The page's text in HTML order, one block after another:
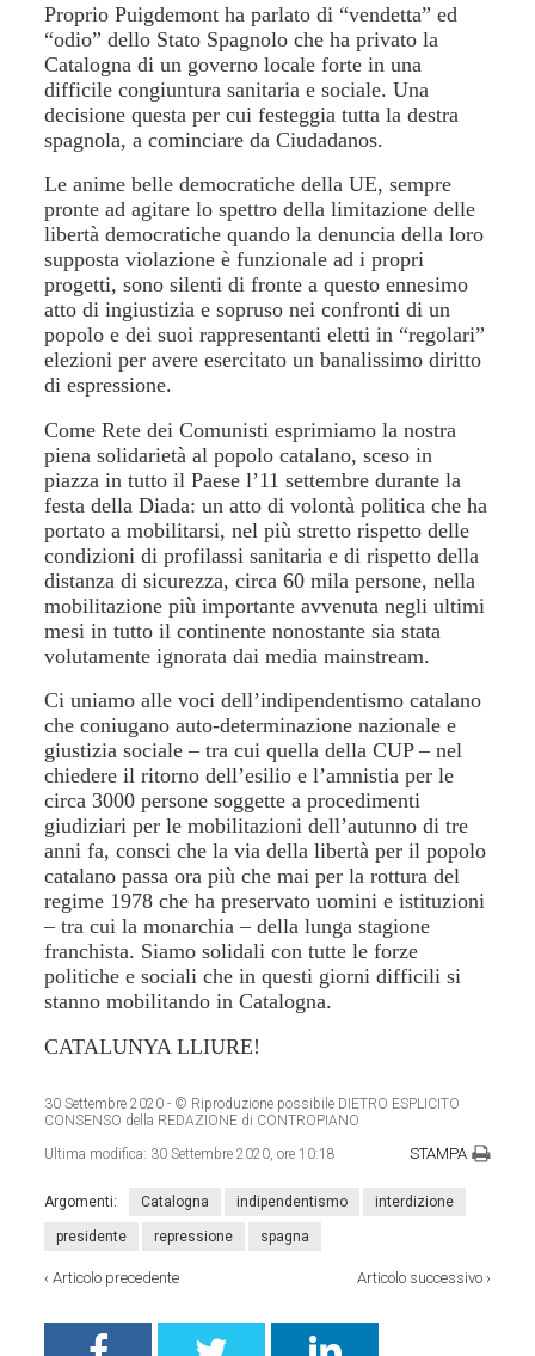
Proprio Puigdemont ha parlato di “vendetta” ed
“odio” dello Stato Spagnolo che ha privato la
Catalogna di un governo locale forte in una
difficile congiuntura sanitaria e sociale. Una
decisione questa per cui festeggia tutta la destra
spagnola, a cominciare da Ciudadanos.
Le anime belle democratiche della UE, sempre
pronte ad agitare lo spettro della limitazione delle
libertà democratiche quando la denuncia della loro
supposta violazione è funzionale ad i propri
progetti, sono silenti di fronte a questo ennesimo
atto di ingiustizia e sopruso nei confronti di un
popolo e dei suoi rappresentanti eletti in “regolari”
elezioni per avere esercitato un banalissimo diritto
di espressione.
Come Rete dei Comunisti esprimiamo la nostra
piena solidarietà al popolo catalano, sceso in
piazza in tutto il Paese l’11 settembre durante la
festa della Diada: un atto di volontà politica che ha
portato a mobilitarsi, nel più stretto rispetto delle
condizioni di profilassi sanitaria e di rispetto della
distanza di sicurezza, circa 60 mila persone, nella
mobilitazione più importante avvenuta negli ultimi
mesi in tutto il continente nonostante sia stata
volutamente ignorata dai media mainstream.
Ci uniamo alle voci dell’indipendentismo catalano
che coniugano auto-determinazione nazionale e
giustizia sociale – tra cui quella della CUP – nel
chiedere il ritorno dell’esilio e l’amnistia per le
circa 3000 persone soggette a procedimenti
giudiziari per le mobilitazioni dell’autunno di tre
anni fa, consci che la via della libertà per il popolo
catalano passa ora più che mai per la rottura del
regime 1978 che ha preservato uomini e istituzioni
– tra cui la monarchia – della lunga stagione
franchista. Siamo solidali con tutte le forze
politiche e sociali che in questi giorni difficili si
stanno mobilitando in Catalogna.
CATALUNYA LLIURE!
30 Settembre 2020 - © Riproduzione possibile DIETRO ESPLICITO
CONSENSO della REDAZIONE di CONTROPIANO
Ultima modifica: 30 Settembre 2020, ore 10:18 STAMPA
Argomenti: Catalogna indipendentismo interdizione
presidente repressione spagna
‹Articolo precedente Articolo successivo›